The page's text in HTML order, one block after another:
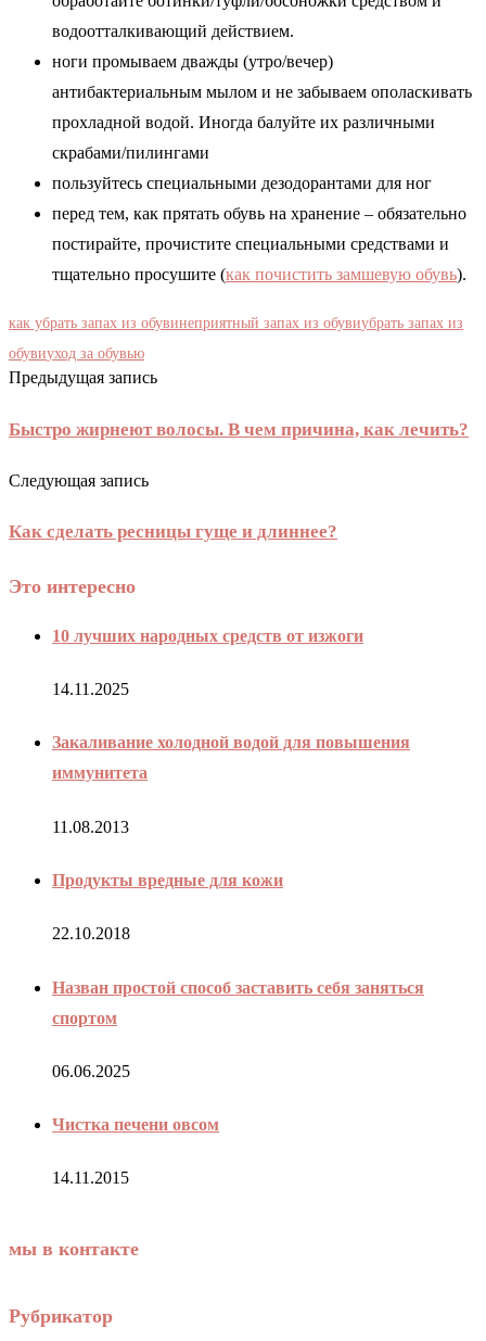
водоотталкивающий действием.
ноги промываем дважды (утро/вечер)
антибактериальным мылом и не забываем ополаскивать
прохладной водой. Иногда балуйте их различными
скрабами/пилингами
пользуйтесь специальными дезодорантами для ног
перед тем, как прятать обувь на хранение – обязательно
постирайте, прочистите специальными средствами и
тщательно просушите (как почистить замшевую обувь).
как убрать запах из обувинеприятный запах из обувиубрать запах из
обувиуход за обувью
Предыдущая запись
Быстро жирнеют волосы. В чем причина, как лечить?
Следующая запись
Как сделать ресницы гуще и длиннее?
Это интересно
10 лучших народных средств от изжоги
14.11.2025
Закаливание холодной водой для повышения
иммунитета
11.08.2013
Продукты вредные для кожи
22.10.2018
Назван простой способ заставить себя заняться
спортом
06.06.2025
Чистка печени овсом
14.11.2015
мы в контакте
Рубрикатор